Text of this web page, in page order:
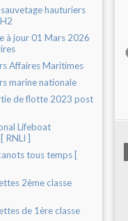
hauturiers
à jour 01 Mars 2026
Affaires Maritimes
marine nationale
de flotte 2023 post
Lifeboat
RNLI ]
tous temps [
2ème classe
de 1ère classe